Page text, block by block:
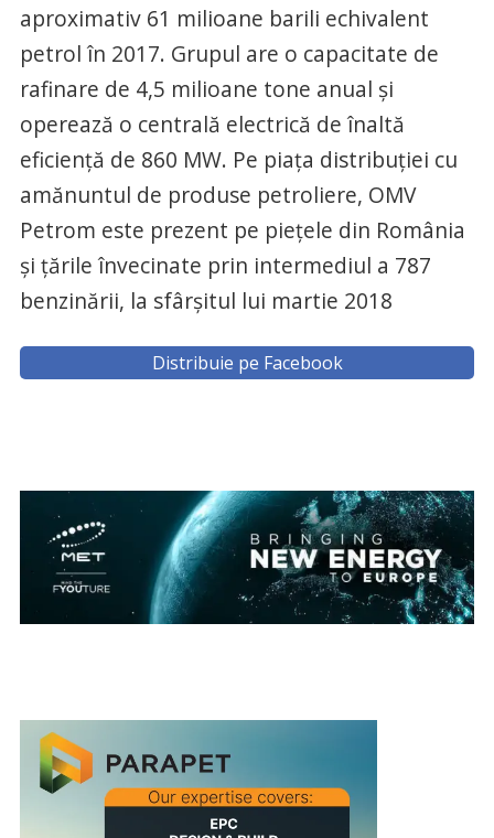
aproximativ 61 milioane barili echivalent
petrol în 2017. Grupul are o capacitate de
rafinare de 4,5 milioane tone anual şi
operează o centrală electrică de înaltă
eficienţă de 860 MW. Pe piaţa distribuţiei cu
amănuntul de produse petroliere, OMV
Petrom este prezent pe pieţele din România
şi ţările învecinate prin intermediul a 787
benzinării, la sfârşitul lui martie 2018
Distribuie pe Facebook